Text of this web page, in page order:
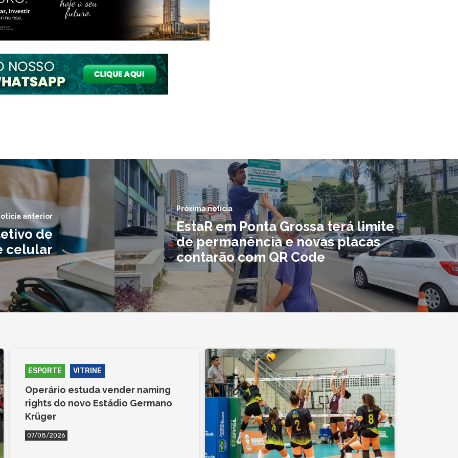
anterior
de
celular
Próxima notícia
EstaR em Ponta Grossa terá limite
de permanência e novas placas
contarão com QR Code
ESPORTE VITRINE
Operário estuda vender naming
rights do novo Estádio Germano
Krüger
07/08/2026